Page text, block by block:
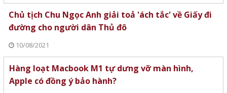
Chủ tịch Chu Ngọc Anh giải toả 'ách tắc' về Giấy đi
đường cho người dân Thủ đô
10/08/2021
Hàng loạt Macbook M1 tự dưng vỡ màn hình,
Apple có đồng ý bảo hành?